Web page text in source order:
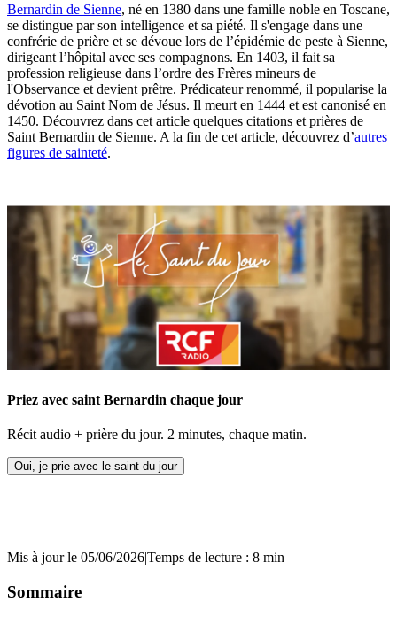
Bernardin de Sienne, né en 1380 dans une famille noble en Toscane,
se distingue par son intelligence et sa piété. Il s'engage dans une
confrérie de prière et se dévoue lors de l’épidémie de peste à Sienne,
dirigeant l’hôpital avec ses compagnons. En 1403, il fait sa
profession religieuse dans l’ordre des Frères mineurs de
l'Observance et devient prêtre. Prédicateur renommé, il popularise la
dévotion au Saint Nom de Jésus. Il meurt en 1444 et est canonisé en
1450. Découvrez dans cet article quelques citations et prières de
Saint Bernardin de Sienne. A la fin de cet article, découvrez d’autres
figures de sainteté.
Priez avec saint Bernardin chaque jour
Récit audio + prière du jour. 2 minutes, chaque matin.
Oui, je prie avec le saint du jour
Mis à jour le 05/06/2026|Temps de lecture : 8 min
Sommaire